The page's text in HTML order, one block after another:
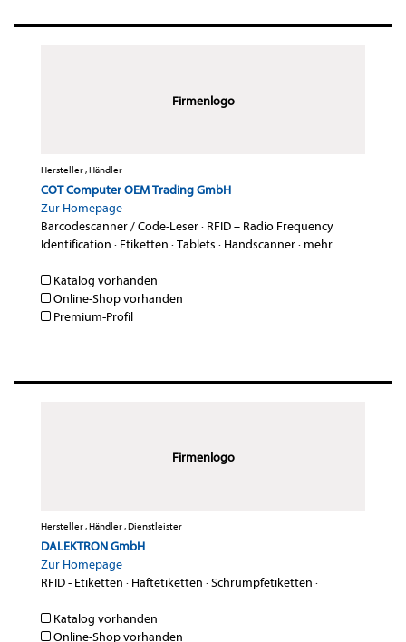
Firmenlogo
Hersteller , Händler
COT Computer OEM Trading GmbH
Zur Homepage
Barcodescanner / Code-Leser· RFID – Radio Frequency
Identification · Etiketten ·Tablets · Handscanner· mehr...
Katalog vorhanden
Online-Shop vorhanden
Premium-Profil
Firmenlogo
Hersteller , Händler , Dienstleister
DALEKTRON GmbH
Zur Homepage
RFID - Etiketten · Haftetiketten ·Schrumpfetiketten ·
Katalog vorhanden
Online-Shop vorhanden